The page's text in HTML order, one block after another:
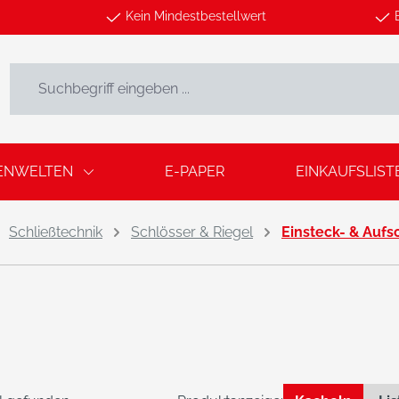
Kein Mindestbestellwert
E-PAPER
Schließtechnik Schlösser & Riegel Einsteck- &